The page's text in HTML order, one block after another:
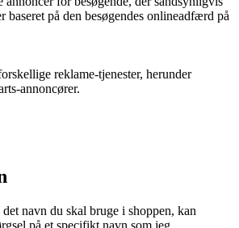
på den besøgendes onlineadfærd på
reklame-tjenester, herunder
annoncører.
navn du skal bruge i shoppen, kan
på et specifikt navn som jeg